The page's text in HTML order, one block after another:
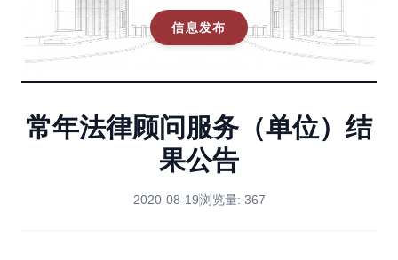
信息发布
常年法律顾问服务（单位）结
果公告
2020-08-19浏览量: 367